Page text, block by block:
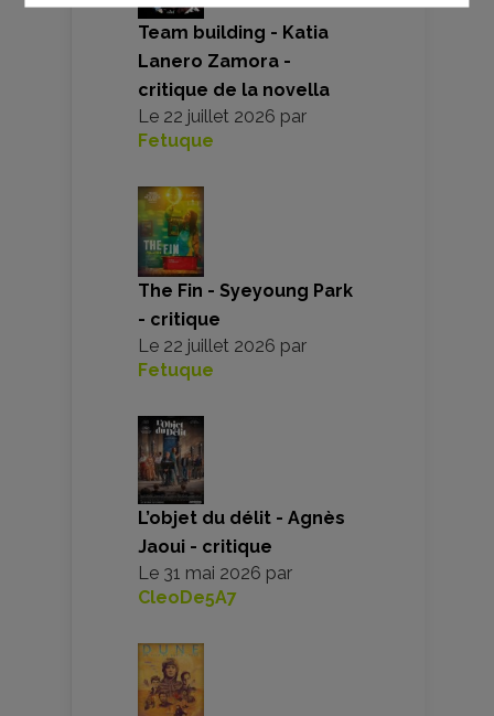
Team building - Katia
Lanero Zamora -
critique de la novella
Le 22 juillet 2026 par
Fetuque
The Fin - Syeyoung Park
- critique
Le 22 juillet 2026 par
Fetuque
L’objet du délit - Agnès
Jaoui - critique
Le 31 mai 2026 par
CleoDe5A7